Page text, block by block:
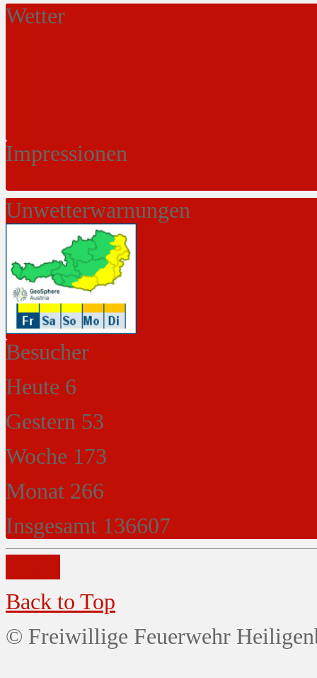
Wetter
Impressionen
Unwetterwarnungen
Besucher
Heute 6
Gestern 53
Woche 173
Monat 266
Insgesamt 136607
Back to Top
© Freiwillige Feuerwehr